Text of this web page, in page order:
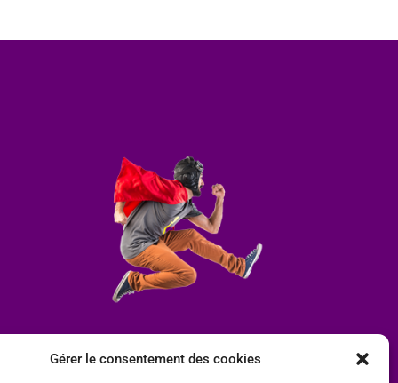
Gérer le consentement des cookies